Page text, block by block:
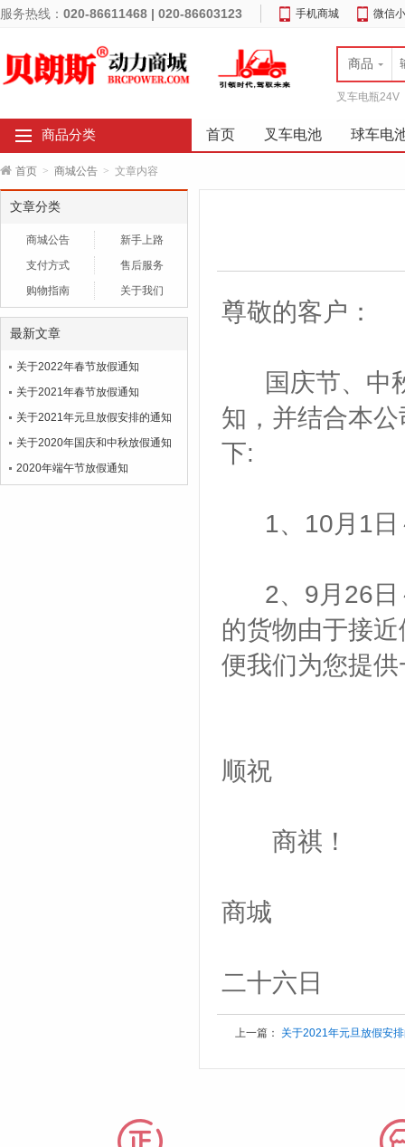
服务热线： 020-86611468 | 020-86603123 手机商城 微信
商品
叉车电瓶24V
商品分类 首页 叉车电池 球车电
首页 > 商城公告 > 文章内容
文章分类
商城公告
新手上路
支付方式
售后服务
购物指南
关于我们
最新文章
关于2022年春节放假通知
关于2021年春节放假通知
关于2021年元旦放假安排的通知
关于2020年国庆和中秋放假通知
2020年端午节放假通知
尊敬的客户：
国庆节、中秋
知，并结合本
下:
1、10月1日
2、9月26日
的货物由于接
便我们为您提
顺祝
商祺！
商城
二十六日
上一篇： 关于2021年元旦放假安